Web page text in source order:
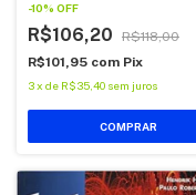
-10% OFF
R$106,20
R$118,00
R$101,95 com Pix
3x de R$35,40 sem juros
COMPRAR